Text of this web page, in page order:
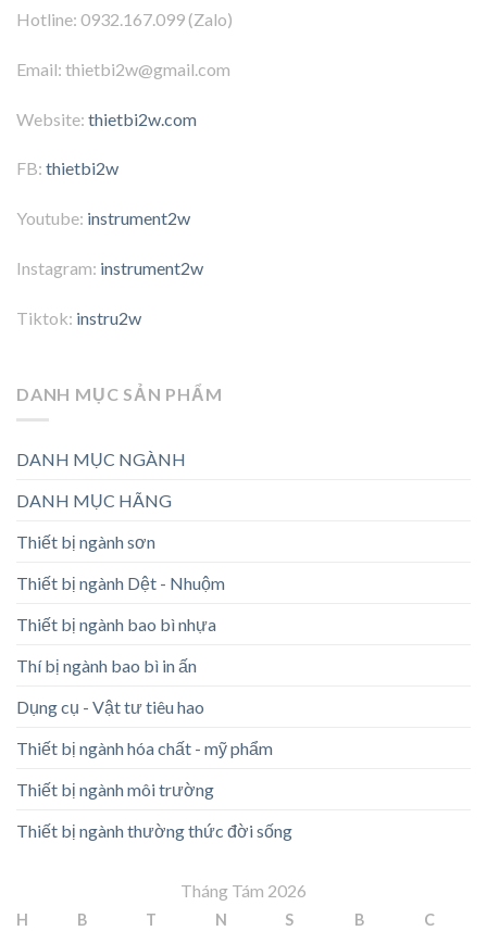
Hotline: 0932.167.099 (Zalo)
Email: thietbi2w@gmail.com
Website: thietbi2w.com
FB: thietbi2w
Youtube: instrument2w
Instagram: instrument2w
Tiktok: instru2w
DANH MỤC SẢN PHẨM
DANH MỤC NGÀNH
DANH MỤC HÃNG
Thiết bị ngành sơn
Thiết bị ngành Dệt - Nhuộm
Thiết bị ngành bao bì nhựa
Thí bị ngành bao bì in ấn
Dụng cụ - Vật tư tiêu hao
Thiết bị ngành hóa chất - mỹ phẩm
Thiết bị ngành môi trường
Thiết bị ngành thường thức đời sống
Tháng Tám 2026
H B T N S B C